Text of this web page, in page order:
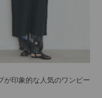
が印象的な人気のワンピー